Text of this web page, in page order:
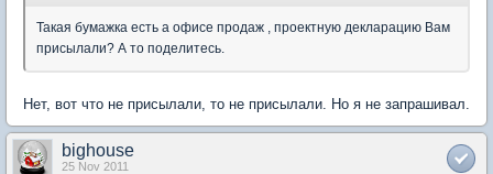
Такая бумажка есть а офисе продаж , проектную декларацию Вам
присылали? А то поделитесь.
Нет, вот что не присылали, то не присылали. Но я не запрашивал.
bighouse
25 Nov 2011